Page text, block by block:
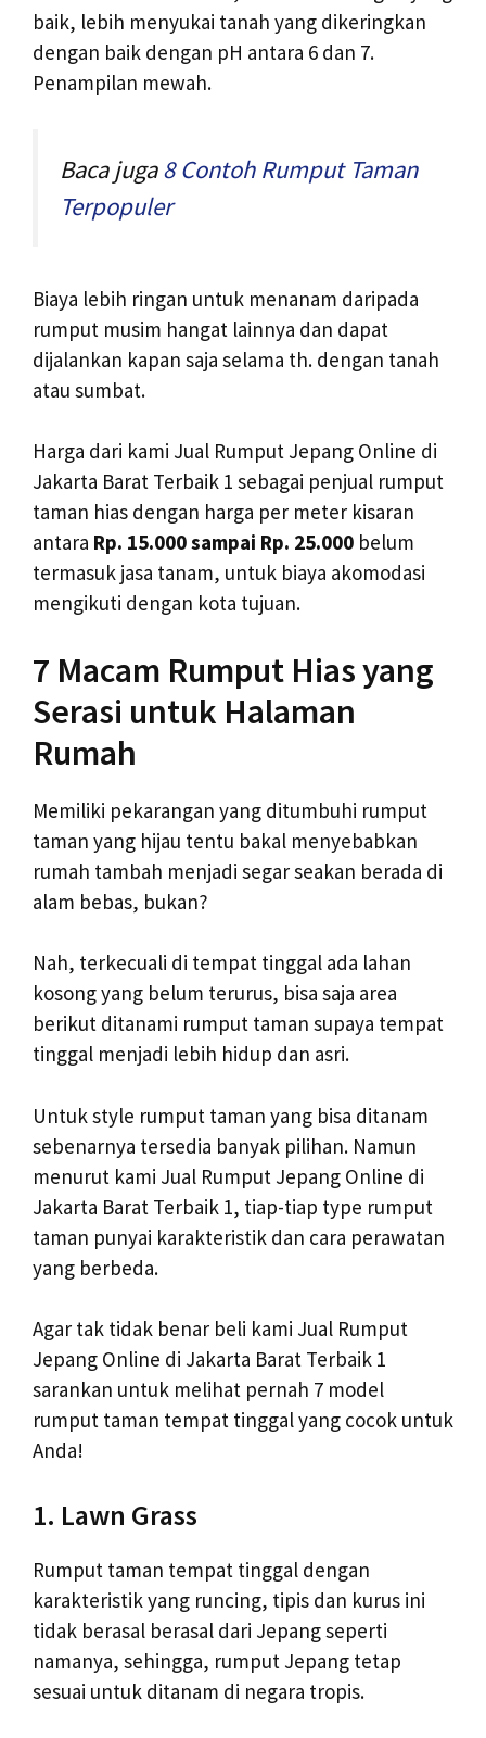
baik, lebih menyukai tanah yang dikeringkan
dengan baik dengan pH antara 6 dan 7.
Penampilan mewah.
Baca juga8 Contoh Rumput Taman
Terpopuler
Biaya lebih ringan untuk menanam daripada
rumput musim hangat lainnya dan dapat
dijalankan kapan saja selama th. dengan tanah
atau sumbat.
Harga dari kami Jual Rumput Jepang Online di
Jakarta Barat Terbaik 1 sebagai penjual rumput
taman hias dengan harga per meter kisaran
antara Rp. 15.000 sampai Rp. 25.000 belum
termasuk jasa tanam, untuk biaya akomodasi
mengikuti dengan kota tujuan.
7 Macam Rumput Hias yang
Serasi untuk Halaman
Rumah
Memiliki pekarangan yang ditumbuhi rumput
taman yang hijau tentu bakal menyebabkan
rumah tambah menjadi segar seakan berada di
alam bebas, bukan?
Nah, terkecuali di tempat tinggal ada lahan
kosong yang belum terurus, bisa saja area
berikut ditanami rumput taman supaya tempat
tinggal menjadi lebih hidup dan asri.
Untuk style rumput taman yang bisa ditanam
sebenarnya tersedia banyak pilihan. Namun
menurut kami Jual Rumput Jepang Online di
Jakarta Barat Terbaik 1, tiap-tiap type rumput
taman punyai karakteristik dan cara perawatan
yang berbeda.
Agar tak tidak benar beli kami Jual Rumput
Jepang Online di Jakarta Barat Terbaik 1
sarankan untuk melihat pernah 7 model
rumput taman tempat tinggal yang cocok untuk
Anda!
1. Lawn Grass
Rumput taman tempat tinggal dengan
karakteristik yang runcing, tipis dan kurus ini
tidak berasal berasal dari Jepang seperti
namanya, sehingga, rumput Jepang tetap
sesuai untuk ditanam di negara tropis.